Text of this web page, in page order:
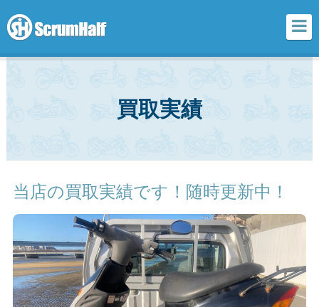
買取実績
当店の買取実績です！随時更新中！